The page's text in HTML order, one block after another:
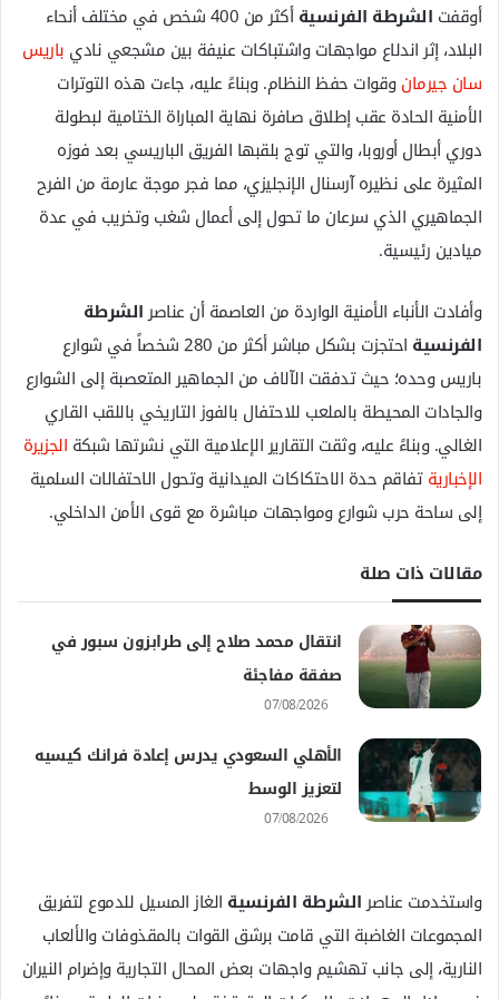
أوقفت الشرطة الفرنسية
أكثر من 400 شخص في مختلف أنحاء
البلاد، إثر اندلاع مواجهات واشتباكات عنيفة بين مشجعي نادي باريس
سان جيرمانوقوات حفظ النظام. وبناءً عليه، جاءت هذه التوترات
الأمنية الحادة عقب إطلاق صافرة نهاية المباراة الختامية لبطولة
دوري أبطال أوروبا، والتي توج بلقبها الفريق الباريسي بعد فوزه
المثيرة على نظيره آرسنال الإنجليزي، مما فجر موجة عارمة من الفرح
الجماهيري الذي سرعان ما تحول إلى أعمال شغب وتخريب في عدة
ميادين رئيسية.
وأفادت الأنباء الأمنية الواردة من العاصمة أن عناصرالشرطة
الفرنسية
احتجزت بشكل مباشر أكثر من 280 شخصاً في شوارع
باريس وحده؛ حيث تدفقت الآلاف من الجماهير المتعصبة إلى الشوارع
والجادات المحيطة بالملعب للاحتفال بالفوز التاريخي باللقب القاري
الغالي. وبناءً عليه، وثقت التقارير الإعلامية التي نشرتها شبكة الجزيرة
الإخباريةتفاقم حدة الاحتكاكات الميدانية وتحول الاحتفالات السلمية
إلى ساحة حرب شوارع ومواجهات مباشرة مع قوى الأمن الداخلي.
مقالات ذات صلة
انتقال محمد صلاح إلى طرابزون سبور في
صفقة مفاجئة
07/08/2026
الأهلي السعودي يدرس إعادة فرانك كيسيه
لتعزيز الوسط
07/08/2026
واستخدمت عناصرالشرطة الفرنسية الغاز المسيل للدموع لتفريق
المجموعات الغاضبة التي قامت برشق القوات بالمقذوفات والألعاب
النارية، إلى جانب تهشيم واجهات بعض المحال التجارية وإضرام النيران